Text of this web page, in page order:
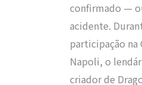
confirmado —
acidente.
participação na
Napoli, o
criador de